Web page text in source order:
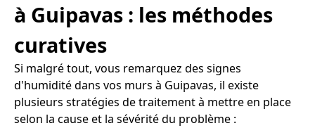
à Guipavas : les méthodes
curatives
Si malgré tout, vous remarquez des signes
d'humidité dans vos murs à Guipavas, il existe
plusieurs stratégies de traitement à mettre en place
selon la cause et la sévérité du problème :